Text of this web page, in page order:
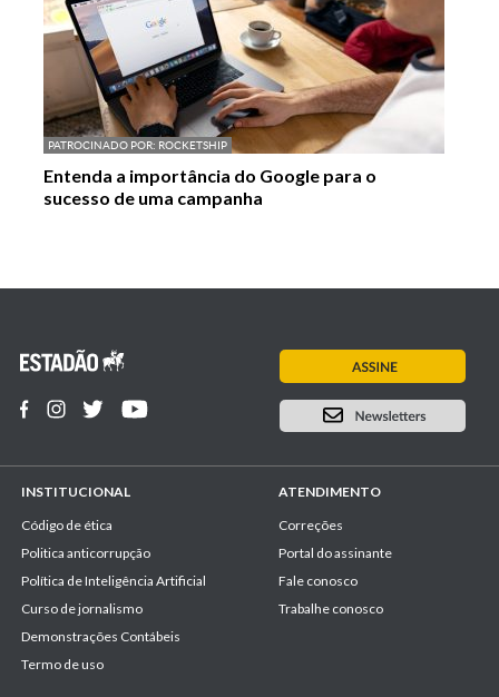
PATROCINADO POR: ROCKETSHIP
Entenda a importância do Google para o
sucesso de uma campanha
INSTITUCIONAL
Código de ética
Politica anticorrupção
Política de Inteligência Artificial
Curso de jornalismo
Demonstrações Contábeis
Termo de uso
ATENDIMENTO
Correções
Portal do assinante
Fale conosco
Trabalhe conosco